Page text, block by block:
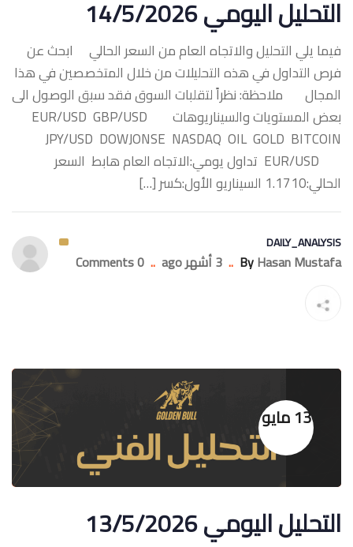
التحليل اليومي 14/5/2026
فيما يلي التحليل والاتجاه العام من السعر الحالي ابحث عن
فرص التداول في هذه التحليلات من خلال المتخصصين في هذا
المجال ملاحظة: نظراً لتقلبات السوق فقد سبق الوصول الى
بعض المستويات والسيناريوهات ‏EUR/USD GBP/USD
JPY/USD DOWJONSE NASDAQ OIL GOLD BITCOIN
‏EUR/USD تداول يومي:الاتجاه العام هابط السعر
الحالي:1.1710 السيناريو الأول:كسر […]
DAILY_ANALYSIS
ByHasan Mustafa
.. 3 أشهر ago ..
0 Comments
13 مايو
التحليل اليومي 13/5/2026